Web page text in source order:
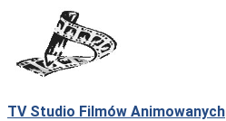
treści
TV Studio Filmów Animowanych